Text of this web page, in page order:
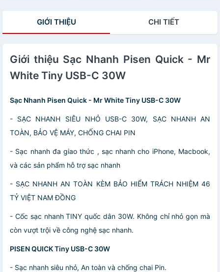
GIỚI THIỆU CHI TIẾT
Giới thiệu Sạc Nhanh Pisen Quick - Mr
White Tiny USB-C 30W
Sạc Nhanh Pisen Quick - Mr White Tiny USB-C 30W
- SẠC NHANH SIÊU NHỎ USB-C 30W, SẠC NHANH AN
TOÀN, BẢO VỆ MÁY, CHỐNG CHAI PIN
- Sạc nhanh đa giao thức , sạc nhanh cho iPhone, Macbook,
và các sản phẩm hỗ trợ sạc nhanh
- SẠC NHANH AN TOÀN KÈM BẢO HIỂM TRÁCH NHIỆM 46
TỶ VIỆT NAM ĐỒNG
- Cốc sạc nhanh TINY quốc dân 30W. Không chỉ nhỏ gọn mà
còn vượt trội về công nghệ sạc nhanh.
PISEN QUICK Tiny USB-C 30W
- Sạc nhanh siêu nhỏ, An toàn và chống chai Pin.